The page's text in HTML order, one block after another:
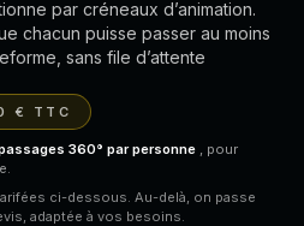
par créneaux d’animation.
chacun puisse passer au moins
sans file d’attente
€ TTC
360° par personne
, pour
ci-dessous. Au-delà, on passe
adaptée à vos besoins.